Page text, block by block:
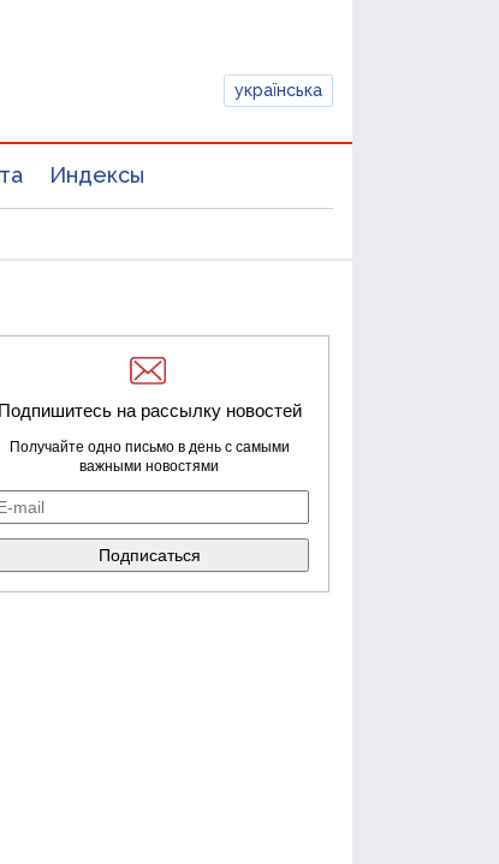
українська
Индексы
Подпишитесь на рассылку новостей
Получайте одно письмо в день с самыми
важными новостями